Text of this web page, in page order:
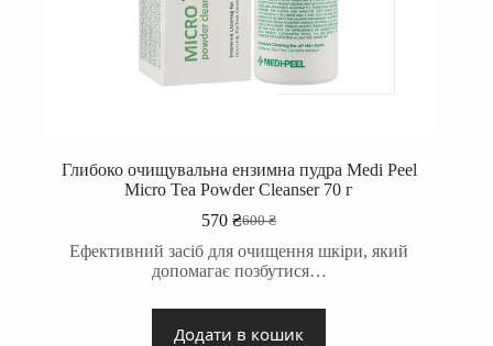
Глибоко очищувальна ензимна пудра Medi Peel
Micro Tea Powder Cleanser 70 г
600₴
Оригінальна
ціна:
600 ₴.
570₴Поточна
ціна:
570 ₴.
Ефективний засіб для очищення шкіри, який
допомагає позбутися…
Додати в кошик